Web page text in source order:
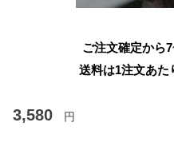
ご注文確定から
送料は1注文あた
3,580 円